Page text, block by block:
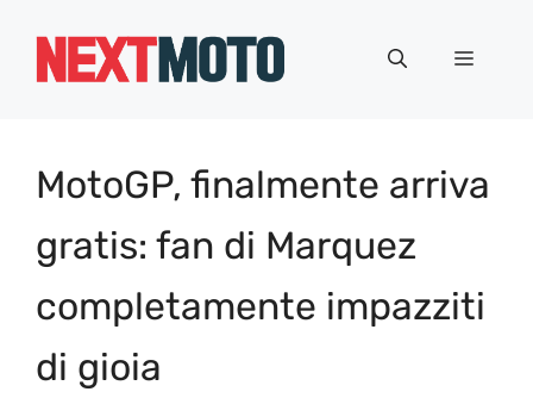
Menu
MotoGP, finalmente arriva
gratis: fan di Marquez
completamente impazziti
di gioia